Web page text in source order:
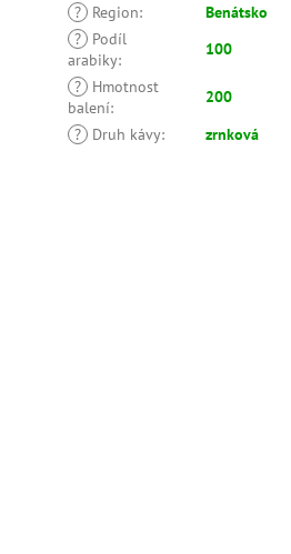
?
Region:
Benátsko
?
Podíl
arabiky:
100
?
Hmotnost
balení:
200
?
Druh kávy: zrnková